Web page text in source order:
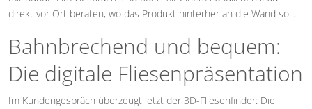
direkt vor Ort beraten, wo das Produkt hinterher an die Wand soll.
Bahnbrechend und bequem:
Die digitale Fliesenpräsentation
Im Kundengespräch überzeugt jetzt der 3D-Fliesenfinder: Die